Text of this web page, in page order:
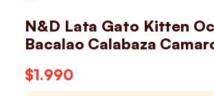
N&D Lata Gato Kitten
Bacalao Calabaza
$1.990